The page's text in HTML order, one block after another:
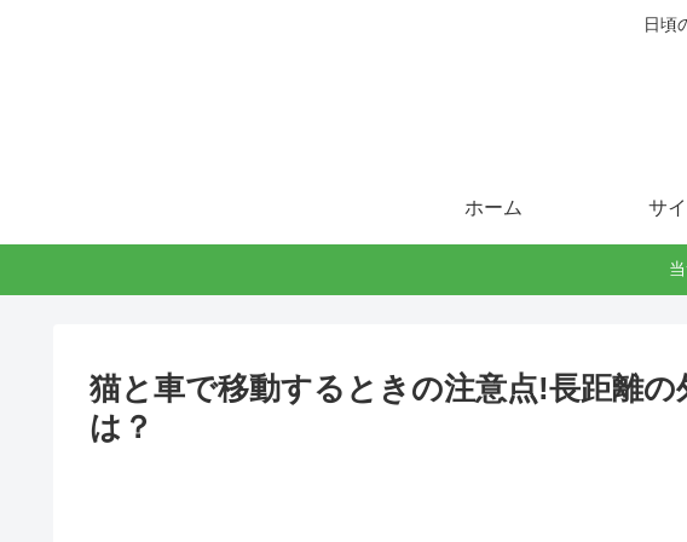
日頃
ホーム サ
猫と車で移動するときの注意点!長距離の
は？